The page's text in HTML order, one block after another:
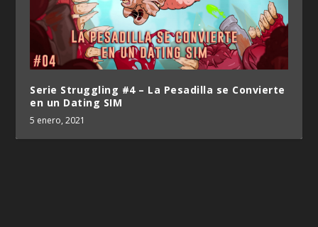
Serie Struggling #4 – La Pesadilla se Convierte
en un Dating SIM
5 enero, 2021